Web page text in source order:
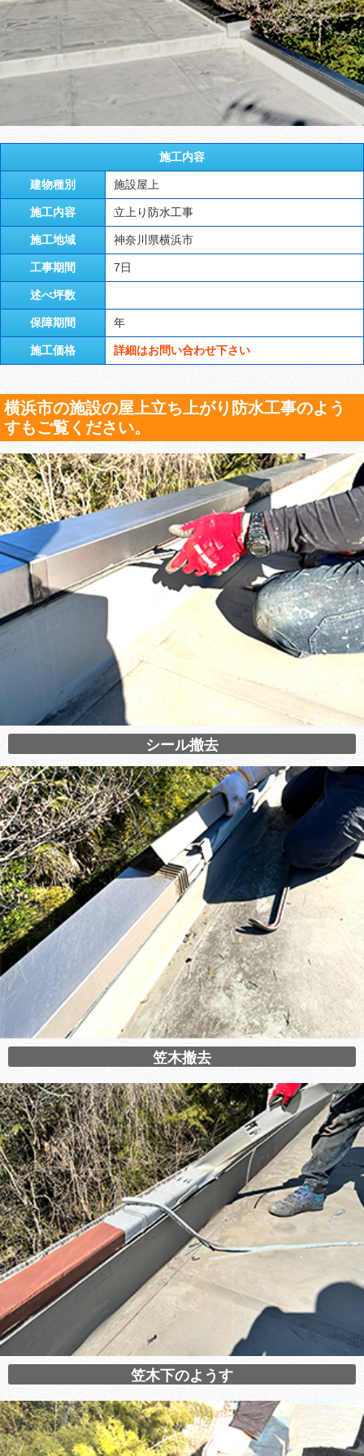
施工内容
建物種別 施設屋上
施工内容 立上り防水工事
施工地域 神奈川県横浜市
工事期間 7日
述べ坪数
保障期間 年
施工価格 詳細はお問い合わせ下さい
横浜市の施設の屋上立ち上がり防水工事のよう
すもご覧ください。
シール撤去
笠木撤去
笠木下のようす